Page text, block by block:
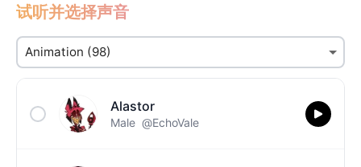
试听并选择声音
Alastor
Male @EchoVale